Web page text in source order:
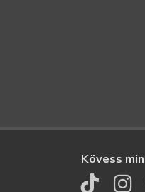
Kövess